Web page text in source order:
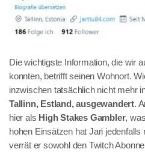
Die wichtigste Information, die wir
konnten, betrifft seinen Wohnort.
inzwischen tatsächlich nicht mehr
Tallinn, Estland, ausgewandert.
hier als High Stakes Gambler,
hohen Einsätzen hat Jari
verrät er sowohl den Twitch